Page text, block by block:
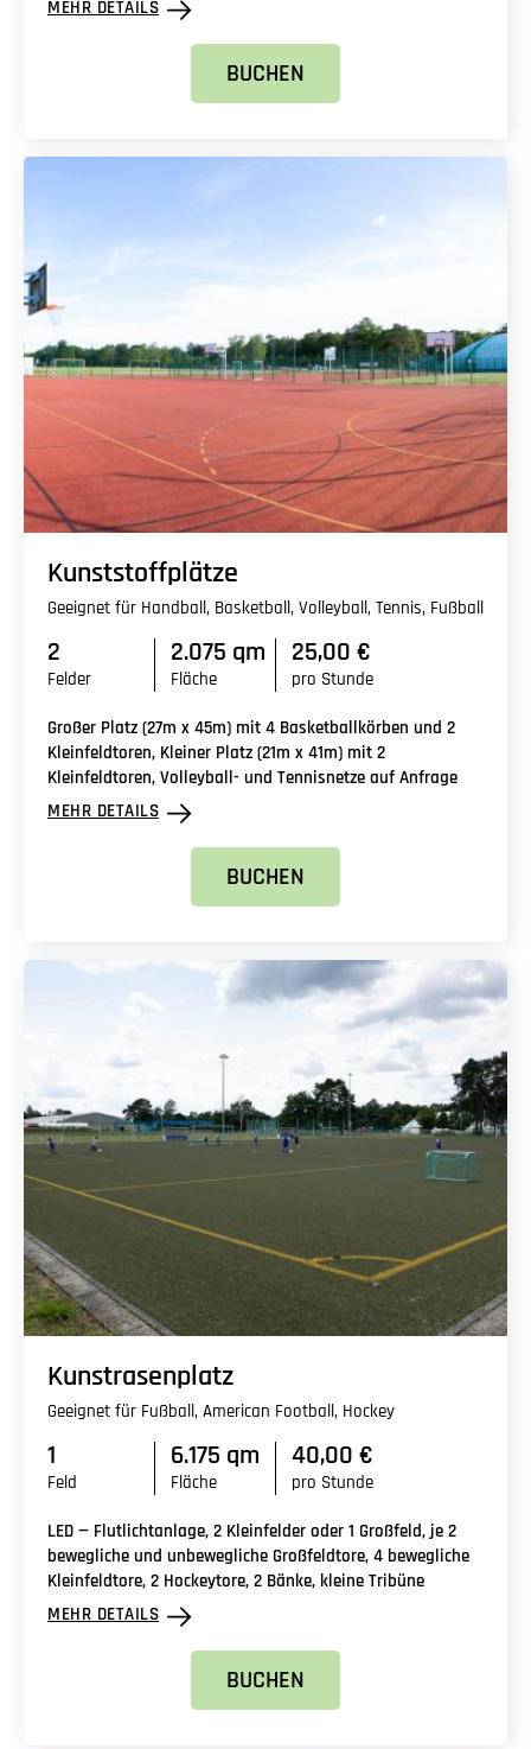
MEHR DETAILS
BUCHEN
Kunststoffplätze
Geeignet für Handball, Basketball, Volleyball, Tennis, Fußball
2
Felder
2.075 qm
Fläche
25,00 €
pro Stunde
Großer Platz (27m x 45m) mit 4 Basketballkörben und 2
Kleinfeldtoren, Kleiner Platz (21m x 41m) mit 2
Kleinfeldtoren, Volleyball- und Tennisnetze auf Anfrage
MEHR DETAILS
BUCHEN
Kunstrasenplatz
Geeignet für Fußball, American Football, Hockey
1
Feld
6.175 qm
Fläche
40,00 €
pro Stunde
LED — Flutlichtanlage, 2 Kleinfelder oder 1 Großfeld, je 2
bewegliche und unbewegliche Großfeldtore, 4 bewegliche
Kleinfeldtore, 2 Hockeytore, 2 Bänke, kleine Tribüne
MEHR DETAILS
BUCHEN